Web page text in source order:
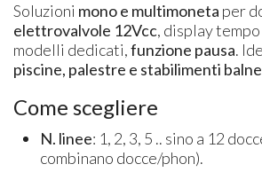
Soluzioni mono e multimoneta per
elettrovalvole 12Vcc, display
modelli dedicati,funzione pausa.
piscine, palestre e stabilimenti
Come scegliere
N. linee: 1, 2, 3, 5 .. sino a 12
combinano docce/phon).